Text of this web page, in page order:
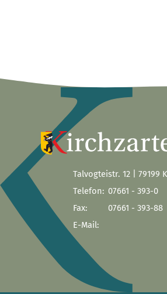
Talvogteistr. 12 | 79199
Telefon: 07661 - 393-0
Fax:
07661 - 393-88
E-Mail: